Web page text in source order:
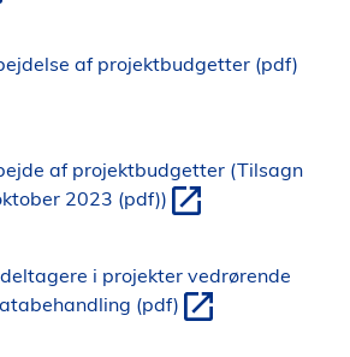
af projektbudgetter (pdf)
af projektbudgetter (Tilsagn
2023 (pdf))
i projekter vedrørende
(pdf)